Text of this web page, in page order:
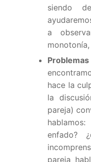
siendo
a
hace la
la
pareja)
enfado?
pareja